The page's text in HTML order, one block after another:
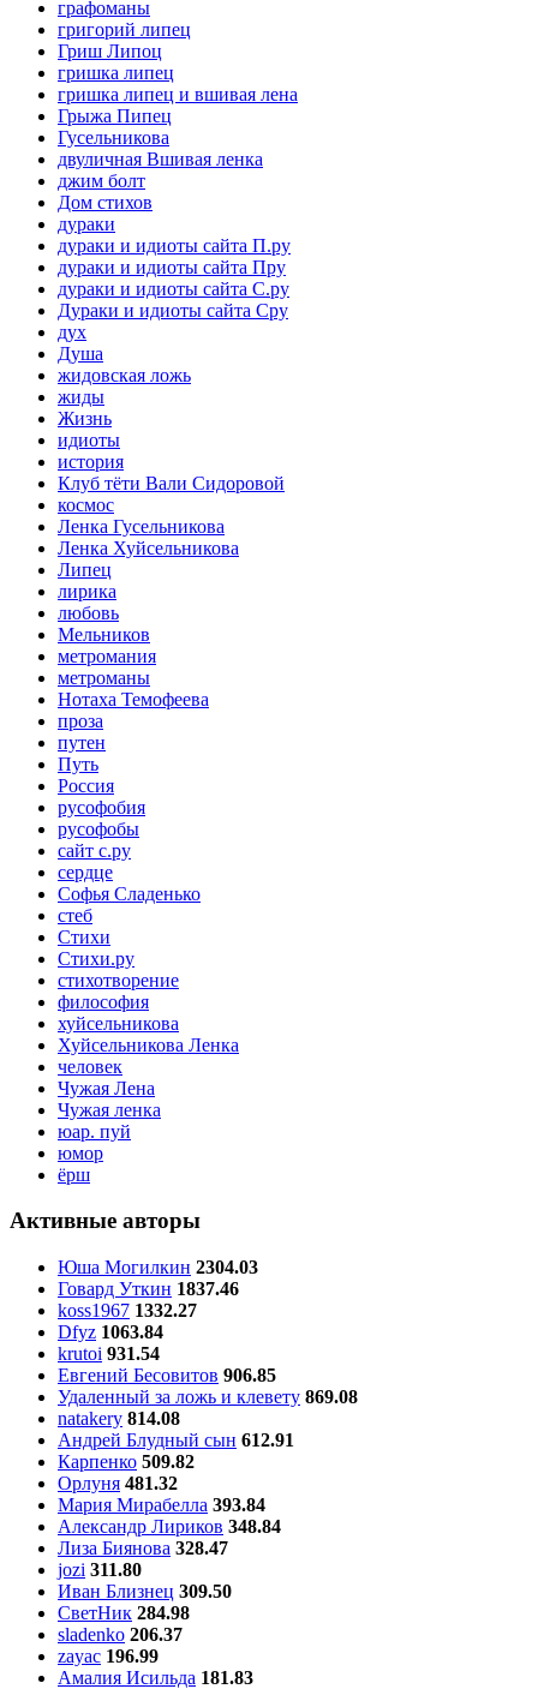
графоманы
григорий липец
Гриш Липоц
гришка липец
гришка липец и вшивая лена
Грыжа Пипец
Гусельникова
двуличная Вшивая ленка
джим болт
Дом стихов
дураки
дураки и идиоты сайта П.ру
дураки и идиоты сайта Пру
дураки и идиоты сайта С.ру
Дураки и идиоты сайта Сру
дух
Душа
жидовская ложь
жиды
Жизнь
идиоты
история
Клуб тёти Вали Сидоровой
космос
Ленка Гусельникова
Ленка Хуйсельникова
Липец
лирика
любовь
Мельников
метромания
метроманы
Нотаха Темофеева
проза
путен
Путь
Россия
русофобия
русофобы
сайт с.ру
сердце
Софья Сладенько
стеб
Стихи
Стихи.ру
стихотворение
философия
хуйсельникова
Хуйсельникова Ленка
человек
Чужая Лена
Чужая ленка
юар. пуй
юмор
ёрш
Активные авторы
Юша Могилкин 2304.03
Говард Уткин 1837.46
koss1967 1332.27
Dfyz 1063.84
krutoi 931.54
Евгений Бесовитов 906.85
Удаленный за ложь и клевету 869.08
natakery 814.08
Андрей Блудный сын 612.91
Карпенко 509.82
Орлуня 481.32
Мария Мирабелла 393.84
Александр Лириков 348.84
Лиза Биянова 328.47
jozi 311.80
Иван Близнец 309.50
СветНик 284.98
sladenko 206.37
zayac 196.99
Амалия Исильда 181.83